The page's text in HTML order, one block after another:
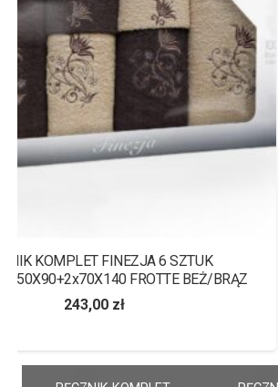
RĘCZNIK KOMPLET FINEZJA 2
FROTTE HAFT “ŻONA I MĄŻ”